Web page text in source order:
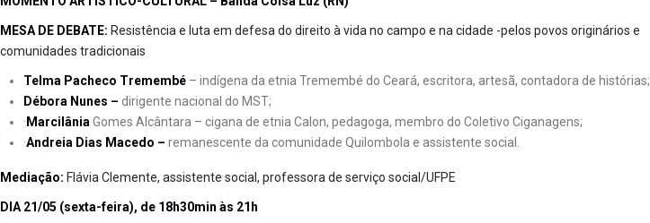
MESA DE DEBATE: Resistência e luta em defesa do direito à vida no campo e na cidade -pelos povos originários e
comunidades tradicionais
Telma Pacheco Tremembé – indígena da etnia Tremembé do Ceará, escritora, artesã, contadora de histórias;
Débora Nunes – dirigente nacional do MST;
· Marcilânia Gomes Alcântara – cigana de etnia Calon, pedagoga, membro do Coletivo Ciganagens;
·Andreia Dias Macedo – remanescente da comunidade Quilombola e assistente social.
Mediação: Flávia Clemente, assistente social, professora de serviço social/UFPE
DIA 21/05 (sexta-feira), de 18h30min às 21h